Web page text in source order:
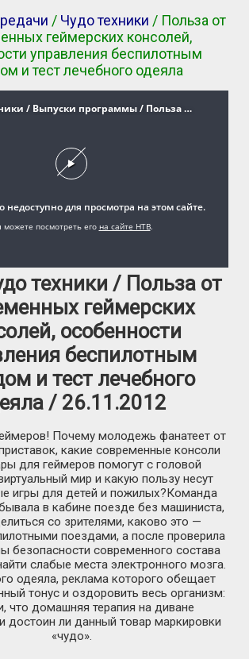
/ Чудо техники / Польза от
геймерских консолей,
управления беспилотным
и тест лечебного одеяла
техники / Польза от
геймерских
особенности
беспилотным
и тест лечебного
/ 26.11.2012
Почему молодежь фанатеет от
какие современные консоли
для геймеров помогут с головой
мир и какую пользу несут
игры для детей и пожилых?Команда
в кабине поезде без машиниста,
со зрителями, каково это —
поездами, а после проверила
безопасности современного состава
слабые места электронного мозга.
одеяла, реклама которого обещает
тонус и оздоровить весь организм:
что домашняя терапия на диване
достоин ли данный товар маркировки
«чудо».